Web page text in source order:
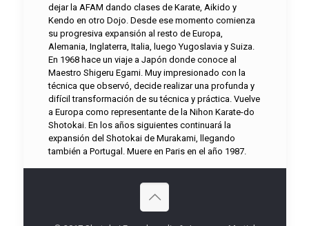
dejar la AFAM dando clases de Karate, Aikido y
Kendo en otro Dojo. Desde ese momento comienza
su progresiva expansión al resto de Europa,
Alemania, Inglaterra, Italia, luego Yugoslavia y Suiza.
En 1968 hace un viaje a Japón donde conoce al
Maestro Shigeru Egami. Muy impresionado con la
técnica que observó, decide realizar una profunda y
difícil transformación de su técnica y práctica. Vuelve
a Europa como representante de la Nihon Karate-do
Shotokai. En los años siguientes continuará la
expansión del Shotokai de Murakami, llegando
también a Portugal. Muere en Paris en el año 1987.